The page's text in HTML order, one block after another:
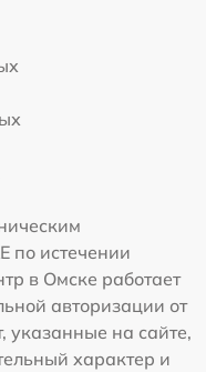
по истечении
в Омске работает
авторизации от
указанные на сайте,
характер и